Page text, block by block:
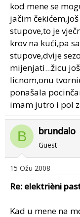
kod mene se
jačim
stupove,to je
krov na kući,pa
stupove,dvije
mijenjati...žicu
licnom,onu
ponašala
imam jutro i pol
B brundalo
Guest
15 Ožu 2008
Re: elektrièni
Kad u mene na